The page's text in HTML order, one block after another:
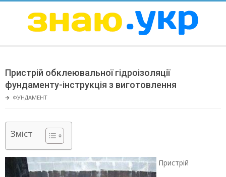
ЗНАЮ
Menu
Пристрій обклеювальної гідроізоляції
фундаменту-інструкція з виготовлення
🡲 ФУНДАМЕНТ
Зміст
Пристрій